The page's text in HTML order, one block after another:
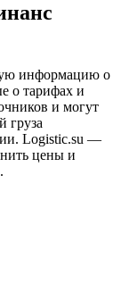
информацию о
о тарифах и
и могут
груза
Logistic.su —
цены и